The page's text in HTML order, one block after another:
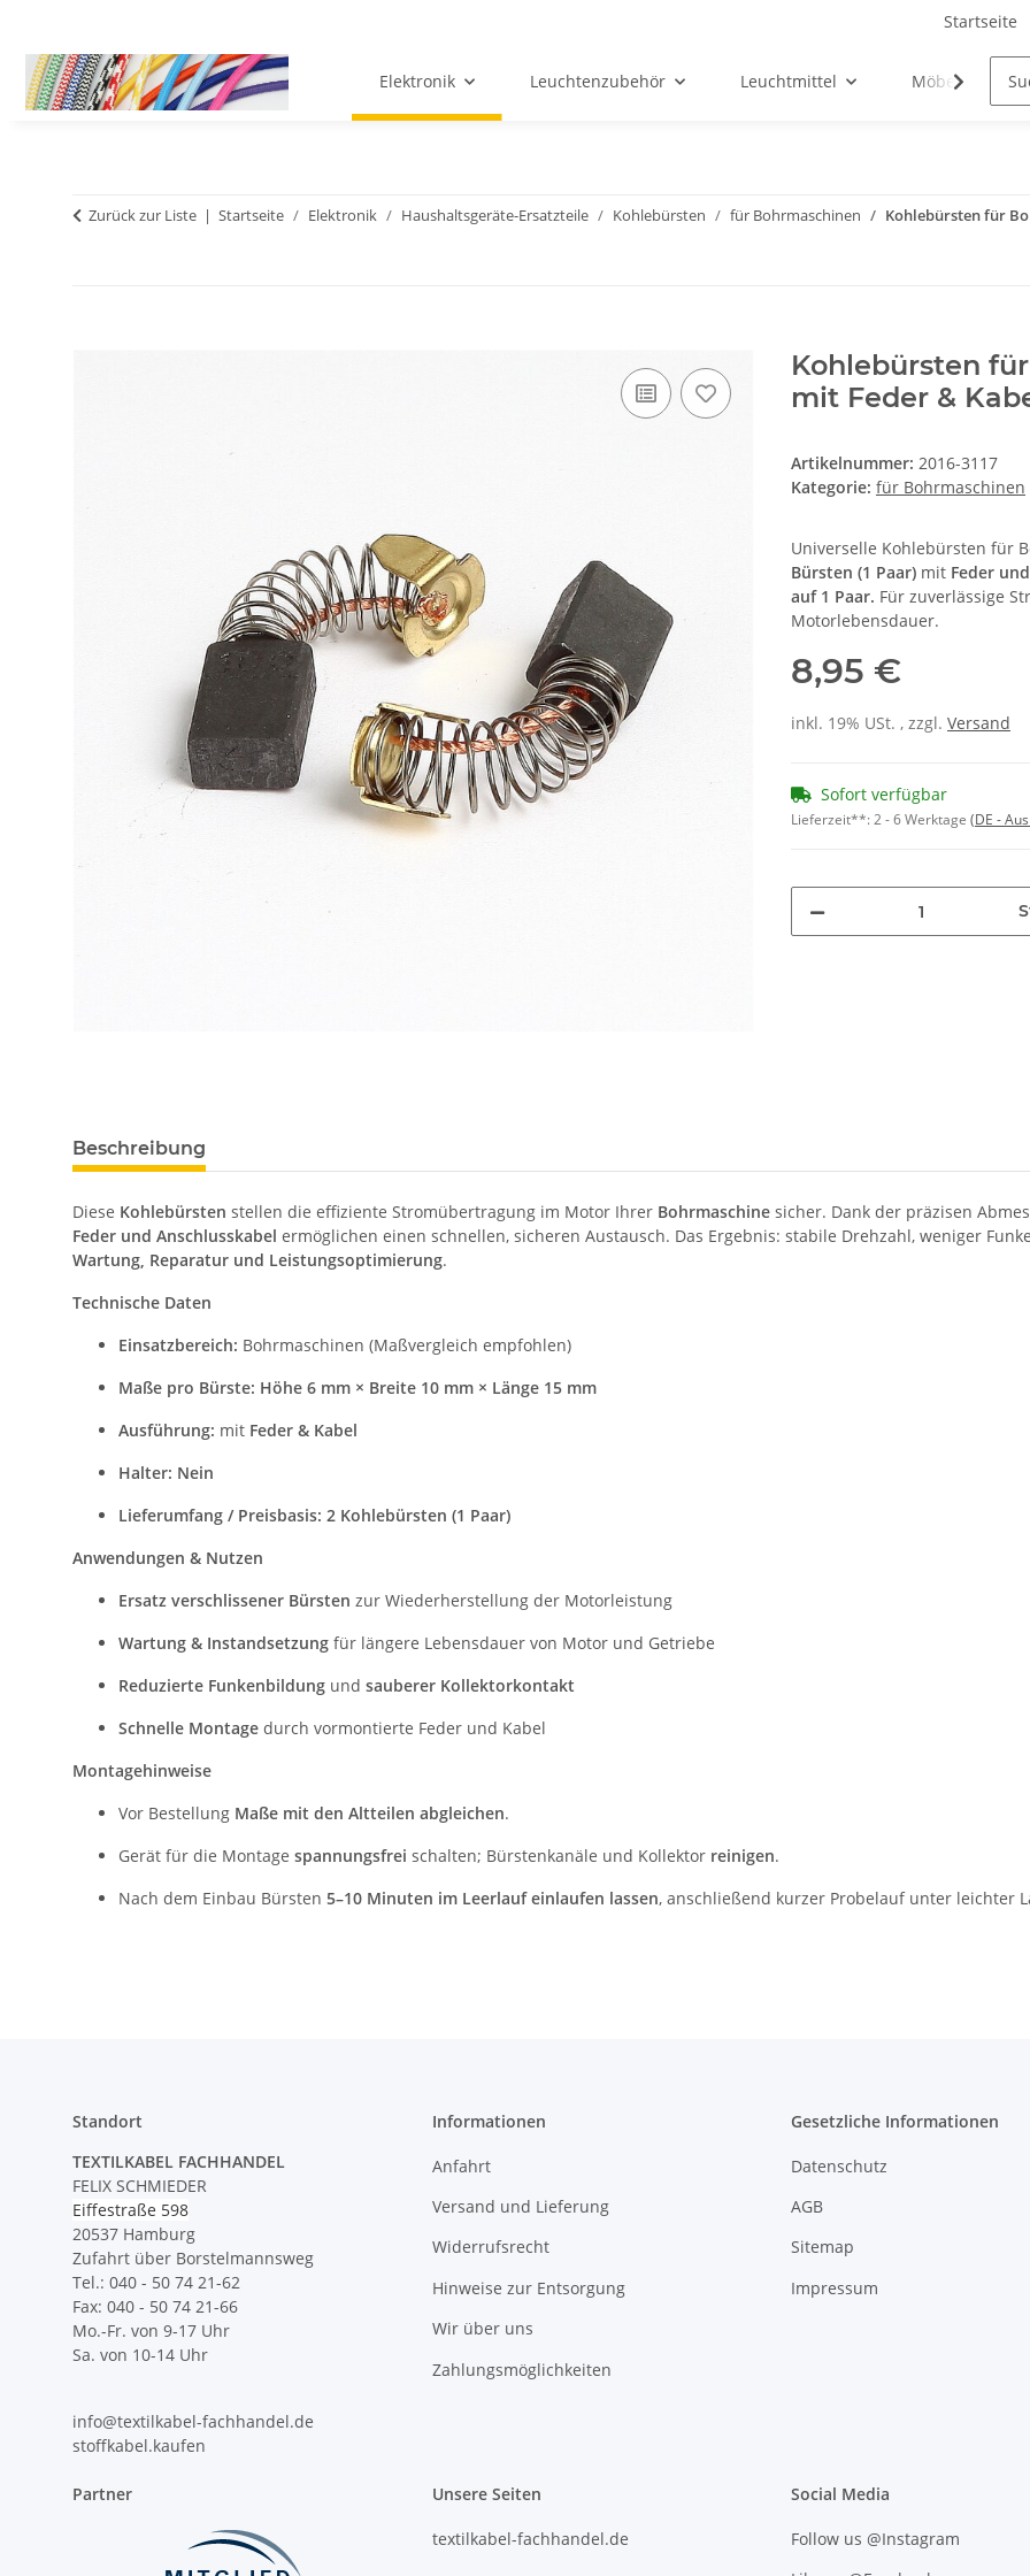
Startseite
Elektronik Leuchtenzubehör Leuchtmittel Möbel-
Zurück zur Liste Startseite Elektronik Haushaltsgeräte-Ersatzteile Kohlebürsten für Bohrmaschinen Kohlebürsten für
Kohlebürsten
mit Feder &
Artikelnummer: 2016-3117
Kategorie: für Bohrmaschinen
Universelle Kohlebürsten für
Bürsten (1 Paar) mit Feder
auf 1 Paar. Für zuverlässige
Motorlebensdauer.
8,95 €
inkl. 19% USt. , zzgl. Versand
Sofort verfügbar
Lieferzeit**:2 - 6 Werktage (DE -
Beschreibung
Diese Kohlebürsten stellen die effiziente Stromübertragung im Motor Ihrer Bohrmaschine sicher. Dank der präzisen
Feder und Anschlusskabel ermöglichen einen schnellen, sicheren Austausch. Das Ergebnis: stabile Drehzahl, weniger
Wartung, Reparatur und Leistungsoptimierung.
Technische Daten
Einsatzbereich: Bohrmaschinen (Maßvergleich empfohlen)
Maße pro Bürste: Höhe 6 mm × Breite 10 mm × Länge 15 mm
Ausführung: mit Feder & Kabel
Halter: Nein
Lieferumfang / Preisbasis: 2 Kohlebürsten (1 Paar)
Anwendungen & Nutzen
Ersatz verschlissener Bürsten zur Wiederherstellung der Motorleistung
Wartung & Instandsetzung für längere Lebensdauer von Motor und Getriebe
Reduzierte Funkenbildung und sauberer Kollektorkontakt
Schnelle Montage durch vormontierte Feder und Kabel
Montagehinweise
Vor Bestellung Maße mit den Altteilen abgleichen.
Gerät für die Montage spannungsfrei schalten; Bürstenkanäle und Kollektor reinigen.
Nach dem Einbau Bürsten 5–10 Minuten im Leerlauf einlaufen lassen, anschließend kurzer Probelauf unter leichter
Standort
TEXTILKABEL FACHHANDEL
FELIX SCHMIEDER
Eiffestraße 598
20537 Hamburg
Zufahrt über Borstelmannsweg
Tel.: 040 - 50 74 21-62
Fax: 040 - 50 74 21-66
Mo.-Fr. von 9-17 Uhr
Sa. von 10-14 Uhr
info@textilkabel-fachhandel.de
stoffkabel.kaufen
Informationen
Anfahrt
Versand und Lieferung
Widerrufsrecht
Hinweise zur Entsorgung
Wir über uns
Zahlungsmöglichkeiten
Gesetzliche Informationen
Datenschutz
AGB
Sitemap
Impressum
Partner Unsere Seiten
textilkabel-fachhandel.de
Social Media
Follow us @Instagram